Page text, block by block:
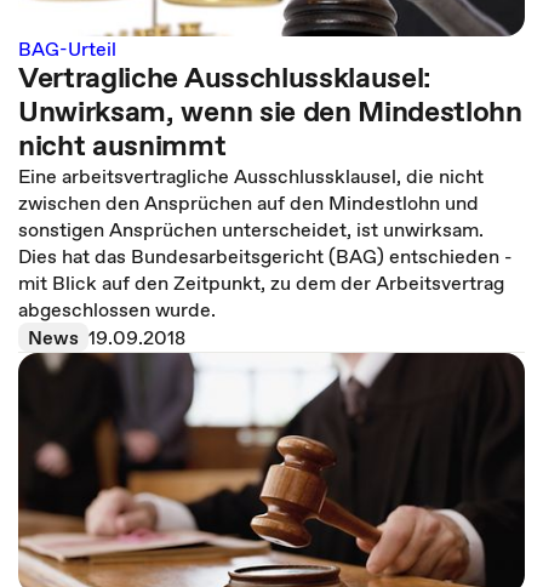
BAG-Urteil
Vertragliche Ausschlussklausel:
Unwirksam, wenn sie den Mindestlohn
nicht ausnimmt
Eine arbeitsvertragliche Ausschlussklausel, die nicht
zwischen den Ansprüchen auf den Mindestlohn und
sonstigen Ansprüchen unterscheidet, ist unwirksam.
Dies hat das Bundesarbeitsgericht (BAG) entschieden -
mit Blick auf den Zeitpunkt, zu dem der Arbeitsvertrag
abgeschlossen wurde.
News 19.09.2018